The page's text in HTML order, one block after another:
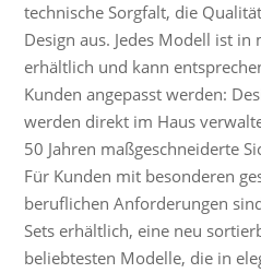
technische Sorgfalt, die
Design aus. Jedes Modell ist in
erhältlich und kann
Kunden angepasst werden:
werden direkt im Haus
50 Jahren maßgeschneiderte
Für Kunden mit besonderen
beruflichen Anforderungen
Sets erhältlich, eine neu
beliebtesten Modelle, die in